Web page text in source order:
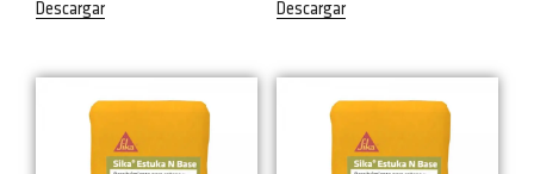
Descargar Descargar